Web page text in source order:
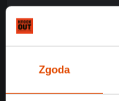
Zgoda